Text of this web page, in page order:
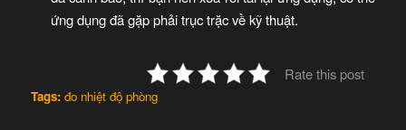
ứng dụng đã gặp phải trục trặc về kỹ thuật.
Rate this post
Tags: đo nhiệt độ phòng